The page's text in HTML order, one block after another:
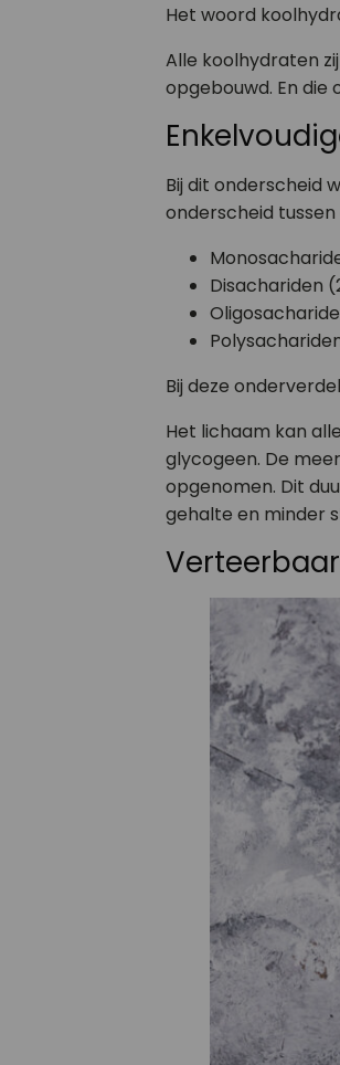
Het woord
Alle koolhydraten
opgebouwd. En
Bij dit onderscheid
onderscheid tussen
Disachariden
Bij deze
Het lichaam kan
glycogeen. De
opgenomen. Dit
gehalte en minder